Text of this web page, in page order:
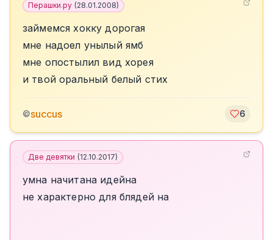
Перашки.ру (28.01.2008)
займемся хокку дорогая
мне надоел унылый ямб
мне опостылил вид хорея
и твой оральный белый стих
©succus 6
Две девятки (12.10.2017)
умна начитана идейна
не характерно для блядей на